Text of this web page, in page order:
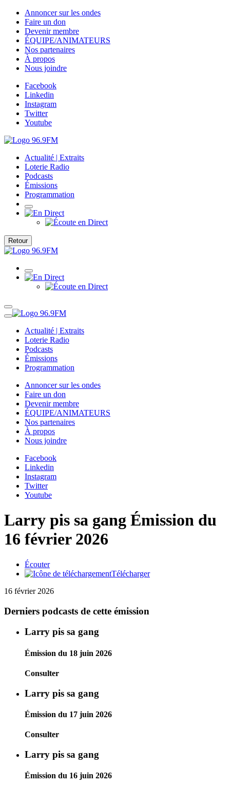
Annoncer sur les ondes
Faire un don
Devenir membre
ÉQUIPE/ANIMATEURS
Nos partenaires
À propos
Nous joindre
Facebook
Linkedin
Instagram
Twitter
Youtube
Actualité | Extraits
Loterie Radio
Podcasts
Émissions
Programmation
Retour
Actualité | Extraits
Loterie Radio
Podcasts
Émissions
Programmation
Annoncer sur les ondes
Faire un don
Devenir membre
ÉQUIPE/ANIMATEURS
Nos partenaires
À propos
Nous joindre
Facebook
Linkedin
Instagram
Twitter
Youtube
Larry pis sa gang Émission du
16 février 2026
Écouter
Télécharger
16 février 2026
Derniers podcasts de cette émission
Larry pis sa gang
Émission du 18 juin 2026
Consulter
Larry pis sa gang
Émission du 17 juin 2026
Consulter
Larry pis sa gang
Émission du 16 juin 2026